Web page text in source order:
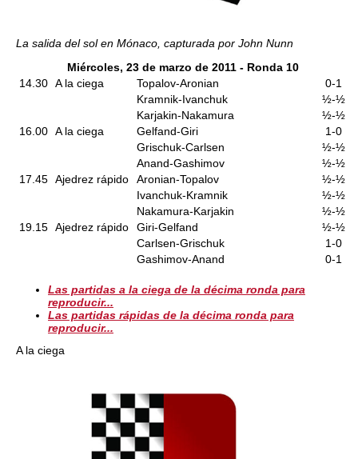
La salida del sol en Mónaco, capturada por John Nunn
Miércoles, 23 de marzo de 2011 - Ronda 10
14.30 A la ciega Topalov-Aronian
0-1
Kramnik-Ivanchuk
½-½
Karjakin-Nakamura
½-½
16.00 A la ciega Gelfand-Giri
1-0
Grischuk-Carlsen
½-½
Anand-Gashimov
½-½
17.45 Ajedrez rápido Aronian-Topalov
½-½
Ivanchuk-Kramnik
½-½
Nakamura-Karjakin
½-½
19.15 Ajedrez rápido Giri-Gelfand
½-½
Carlsen-Grischuk
1-0
Gashimov-Anand
0-1
Las partidas a la ciega de la décima ronda para
reproducir...
Las partidas rápidas de la décima ronda para
reproducir...
A la ciega